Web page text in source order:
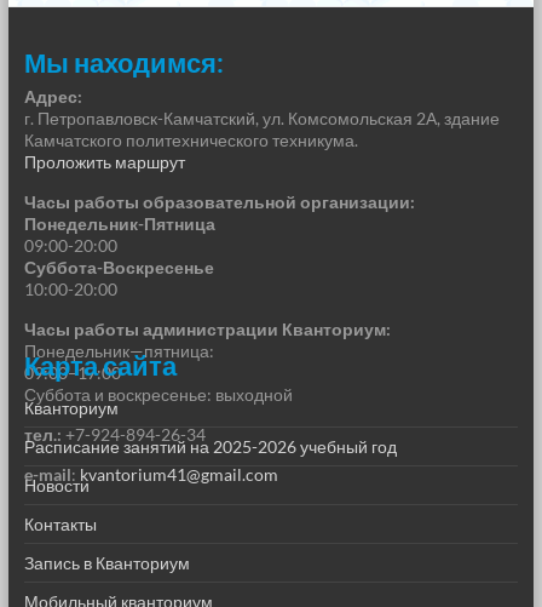
Мы находимся:
Адрес:
г. Петропавловск-Камчатский, ул. Комсомольская 2А, здание
Камчатского политехнического техникума.
Проложить маршрут
Часы работы образовательной организации:
Понедельник-Пятница
09:00-20:00
Суббота-Воскресенье
10:00-20:00
Часы работы администрации Кванториум:
Понедельник—пятница:
09:00–17:00
Суббота и воскресенье: выходной
тел.: +7-924-894-26-34
e-mail: kvantorium41@gmail.com
Карта сайта
Кванториум
Расписание занятий на 2025-2026 учебный год
Новости
Контакты
Запись в Кванториум
Мобильный кванториум